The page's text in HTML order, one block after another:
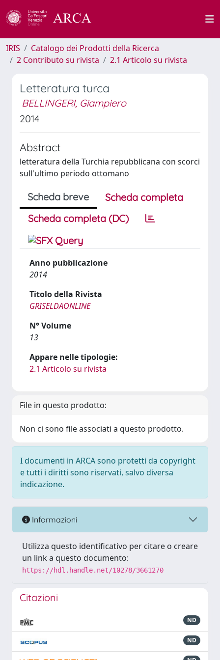
IRIS
Catalogo dei Prodotti della Ricerca
2 Contributo su rivista
2.1 Articolo su rivista
Letteratura turca
BELLINGERI, Giampiero
2014
Abstract
letteratura della Turchia repubblicana con scorci
sull'ultimo periodo ottomano
Scheda breve
Scheda completa
Scheda completa (DC)
Anno pubblicazione
2014
Titolo della Rivista
GRISELDAONLINE
N° Volume
13
Appare nelle tipologie:
2.1 Articolo su rivista
File in questo prodotto:
Non ci sono file associati a questo prodotto.
I documenti in ARCA sono protetti da copyright
e tutti i diritti sono riservati, salvo diversa
indicazione.
Informazioni
Utilizza questo identificativo per citare o creare
un link a questo documento:
https://hdl.handle.net/10278/3661270
Citazioni
ND
ND